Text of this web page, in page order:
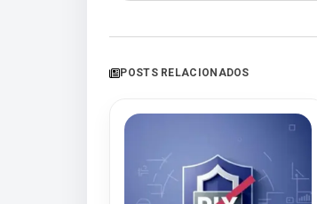
POSTS RELACIONADOS